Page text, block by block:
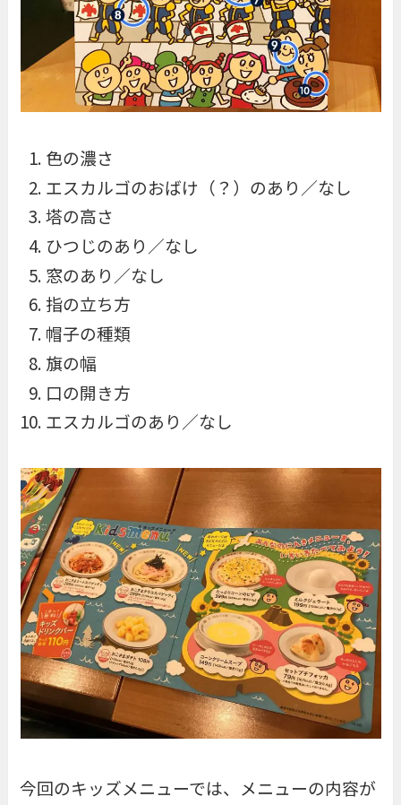
色の濃さ
エスカルゴのおばけ（？）のあり／なし
塔の高さ
ひつじのあり／なし
窓のあり／なし
指の立ち方
帽子の種類
旗の幅
口の開き方
エスカルゴのあり／なし
今回のキッズメニューでは、メニューの内容が